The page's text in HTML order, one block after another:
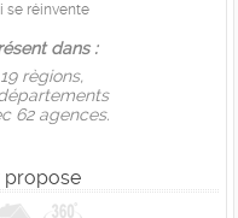
se réinvente
dans :
19 règions,
62 agences.
propose